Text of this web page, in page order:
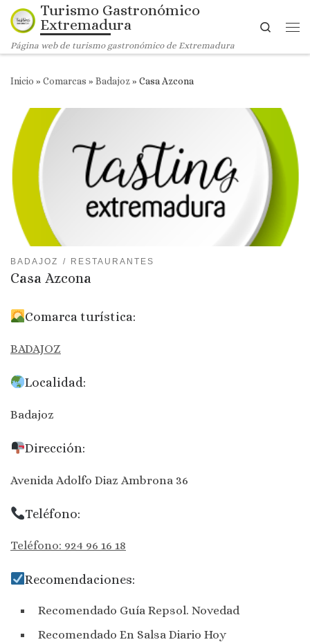
Saltar al contenido
Turismo Gastronómico
Extremadura
Página web de turismo gastronómico de Extremadura
Search
Inicio » Comarcas » Badajoz» Casa Azcona
BADAJOZ RESTAURANTES
Casa Azcona
Comarca turística:
BADAJOZ
Localidad:
Badajoz
Dirección:
Avenida Adolfo Diaz Ambrona 36
Teléfono:
Teléfono: 924 96 16 18
Recomendaciones:
Recomendado Guía Repsol. Novedad
Recomendado En Salsa Diario Hoy